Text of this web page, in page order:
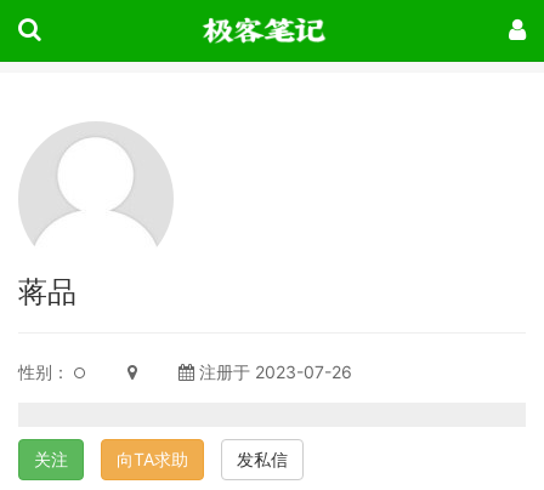
蒋品
性别： 注册于 2023-07-26
关注 向TA求助 发私信